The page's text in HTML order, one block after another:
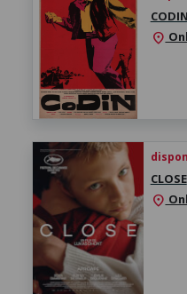
CODIN
location_on
CLOSE
location_on